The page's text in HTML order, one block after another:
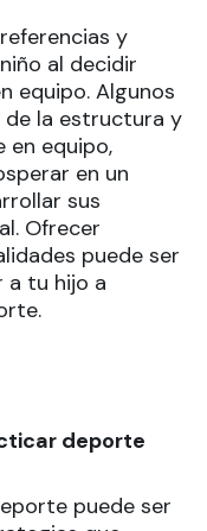
y
al decidir
equipo. Algunos
de la estructura y
en equipo,
en un
sus
Ofrecer
puede ser
a tu hijo a
deporte
puede ser